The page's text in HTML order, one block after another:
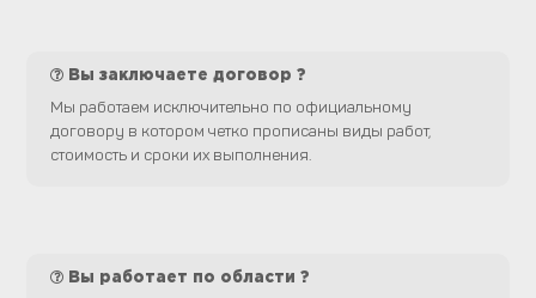
Вы заключаете договор ?
Мы работаем исключительно по официальному
договору в котором четко прописаны виды работ,
стоимость и сроки их выполнения.
Вы работает по области ?